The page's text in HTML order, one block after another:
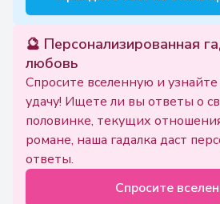
🔮 Персонализированная
любовь
Спросите вселенную и
удачу! Ищете ли вы ответы о
половинке, текущих
романе, наша гадалка даст
ответы.
Спросите